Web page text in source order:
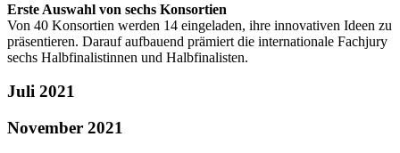
Erste Auswahl von sechs Konsortien
Von 40 Konsortien werden 14 eingeladen, ihre innovativen Ideen zu
präsentieren. Darauf aufbauend prämiert die internationale Fachjury
sechs Halbfinalistinnen und Halbfinalisten.
Juli 2021
November 2021